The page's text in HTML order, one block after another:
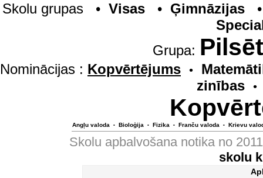
Skolu grupas • Visas• Ģimnāzijas
Grupa:
Nominācijas : Kopvērtējums •
zinības
•
Angļu valoda • Bioloģija • Fizika • Franču valoda • Krievu
Skolu apbalvošana notika no
skolu